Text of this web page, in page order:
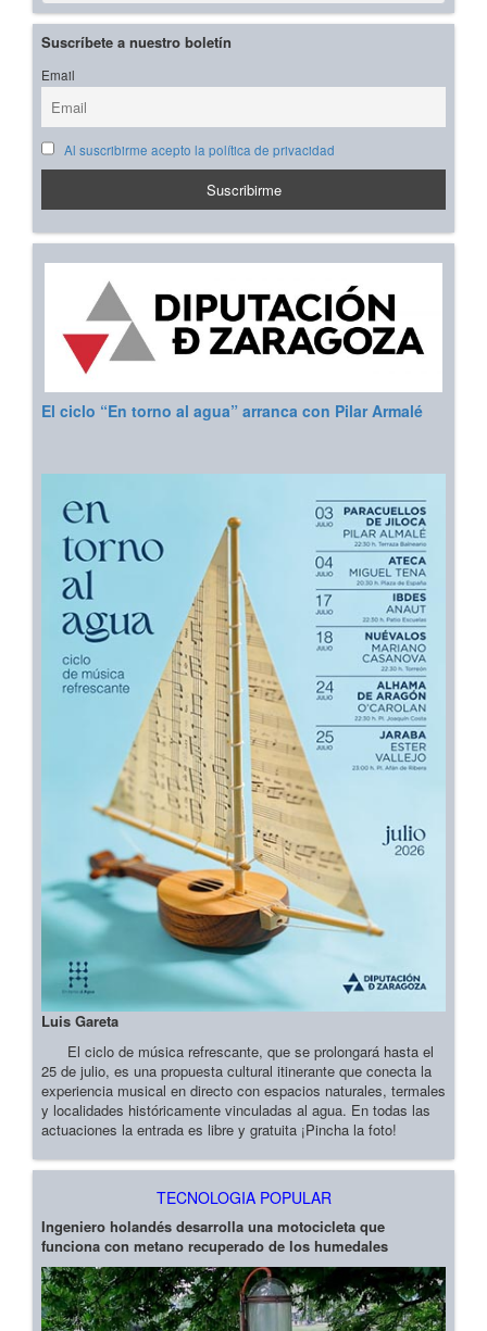
Suscríbete a nuestro boletín
Email
Al suscribirme acepto la política de privacidad
El ciclo “En torno al agua” arranca con Pilar Armalé
Luis Gareta
El ciclo de música refrescante, que se prolongará hasta el
25 de julio, es una propuesta cultural itinerante que conecta la
experiencia musical en directo con espacios naturales, termales
y localidades históricamente vinculadas al agua. En todas las
actuaciones la entrada es libre y gratuita ¡Pincha la foto!
TECNOLOGIA POPULAR
Ingeniero holandés desarrolla una motocicleta que
funciona con metano recuperado de los humedales